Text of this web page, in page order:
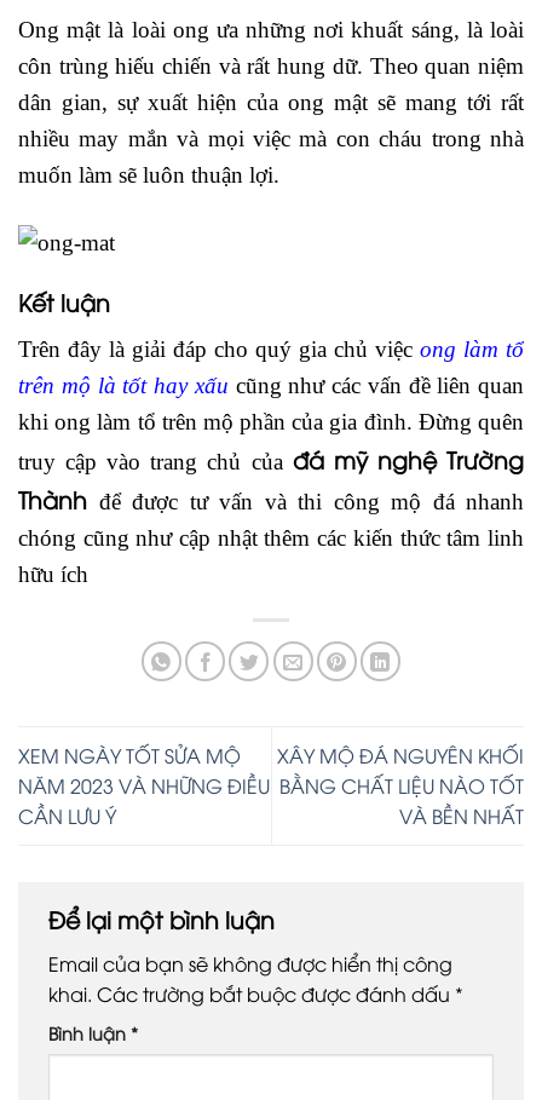
Ong mật là loài ong ưa những nơi khuất sáng, là loài
côn trùng hiếu chiến và rất hung dữ. Theo quan niệm
dân gian, sự xuất hiện của ong mật sẽ mang tới rất
nhiều may mắn và mọi việc mà con cháu trong nhà
muốn làm sẽ luôn thuận lợi.
Kết luận
Trên đây là giải đáp cho quý gia chủ việc ong làm tổ
trên mộ là tốt hay xấu cũng như các vấn đề liên quan
khi ong làm tổ trên mộ phần của gia đình. Đừng quên
truy cập vào trang chủ của đá mỹ nghệ Trường
Thành để được tư vấn và thi công mộ đá nhanh
chóng cũng như cập nhật thêm các kiến thức tâm linh
hữu ích
XEM NGÀY TỐT SỬA MỘ
NĂM 2023 VÀ NHỮNG ĐIỀU
CẦN LƯU Ý
XÂY MỘ ĐÁ NGUYÊN KHỐI
BẰNG CHẤT LIỆU NÀO TỐT
VÀ BỀN NHẤT
Để lại một bình luận
Email của bạn sẽ không được hiển thị công
khai. Các trường bắt buộc được đánh dấu *
Bình luận *